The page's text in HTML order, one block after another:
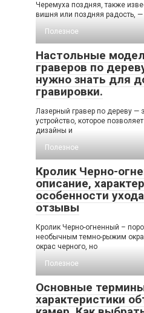
Черемуха поздняя, также
вишня или поздняя радость, —
Полезное
Настольные
граверов по
нужно знать для
гравировки.
Лазерный гравер по дереву —
устройство, которое
дизайны и
Полезное
Кролик Черно-
описание,
особенности
отзывы
Кролик Черно-огненный –
необычным темно-рыжим
окрас черного, но
Полезное
Основные
характеристики